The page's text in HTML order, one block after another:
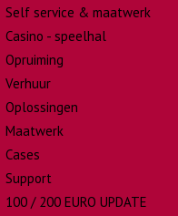
Self service & maatwerk
Casino - speelhal
Opruiming
Verhuur
Oplossingen
Maatwerk
Cases
Support
100 / 200 EURO UPDATE